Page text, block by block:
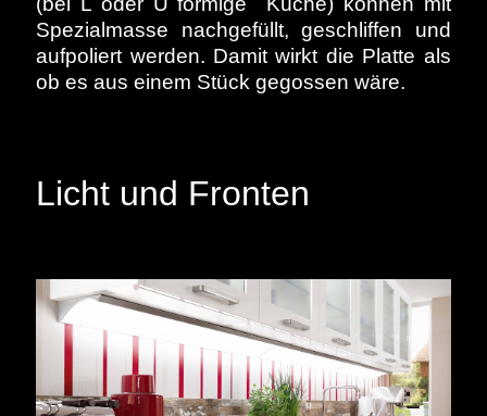
Spezialmasse nachgefüllt, geschliffen und
aufpoliert werden. Damit wirkt die Platte als
ob es aus einem Stück gegossen wäre.
Licht und Fronten